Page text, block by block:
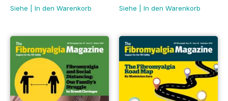
Siehe
In den Warenkorb
Siehe
In den Warenkorb